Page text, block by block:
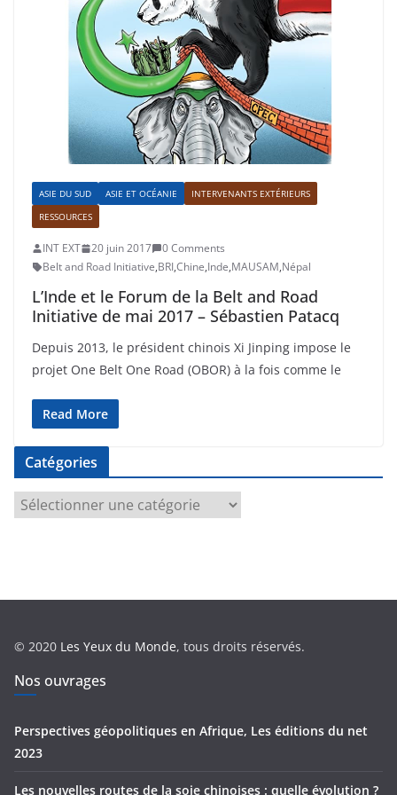
ASIE DU SUD ASIE ET OCÉANIE
INTERVENANTS EXTÉRIEURS
RESSOURCES
INT EXT 20 juin 2017
0 Comments
Belt and Road Initiative,BRI,Chine,Inde,MAUSAM,Népal
L’Inde et le Forum de la Belt and Road
Initiative de mai 2017 – Sébastien Patacq
Depuis 2013, le président chinois Xi Jinping impose le
projet One Belt One Road (OBOR) à la fois comme le
Read More
Catégories
a
e
s
© 2020 Les Yeux du Monde, tous droits réservés.
Nos ouvrages
Perspectives géopolitiques en Afrique, Les éditions du net
2023
Les nouvelles routes de la soie chinoises : quelle évolution ?